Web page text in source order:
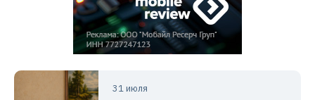
31 июля